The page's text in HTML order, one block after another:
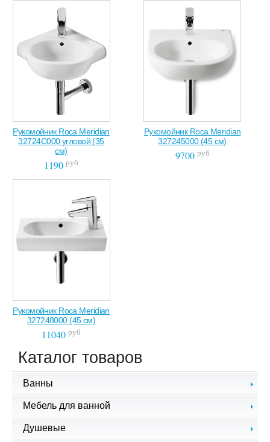
Каталог товаров
Ванны
Чугунные ванны
Акриловые ванны
Мебель для ванной
Душевые
Рукомойник Roca Meridian
32724C000 угловой (35
см)
1190 руб
Рукомойник Roca Meridian
327245000 (45 см)
9700 руб
Рукомойник Roca Meridian
327248000 (45 см)
11040 руб